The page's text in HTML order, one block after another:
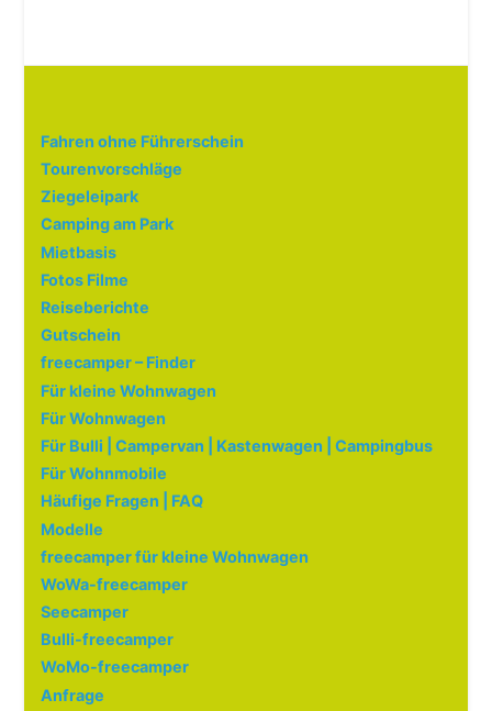
Fahren ohne Führerschein
Tourenvorschläge
Ziegeleipark
Camping am Park
Mietbasis
Fotos Filme
Reiseberichte
Gutschein
freecamper – Finder
Für kleine Wohnwagen
Für Wohnwagen
Für Bulli | Campervan | Kastenwagen | Campingbus
Für Wohnmobile
Häufige Fragen | FAQ
Modelle
freecamper für kleine Wohnwagen
WoWa-freecamper
Seecamper
Bulli-freecamper
WoMo-freecamper
Anfrage